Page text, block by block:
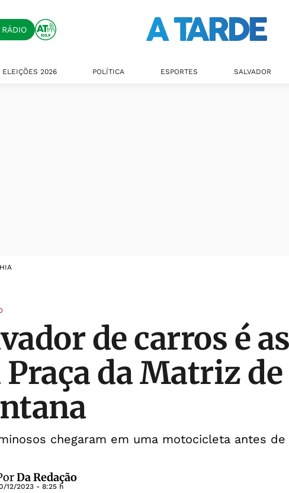
ELEIÇÕES 2026 POLÍTICA ESPORTES SALVADOR
de carros é
Praça da Matriz
chegaram em uma motocicleta antes
Da Redação
12/2023 - 8:25 h